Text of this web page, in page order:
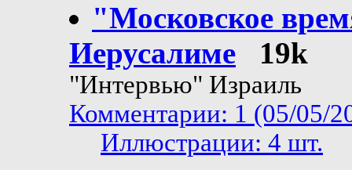
"Московское
Иерусалиме
19k
"Интервью" Израиль
Комментарии: 1 (05/05/
Иллюстрации: 4 шт.